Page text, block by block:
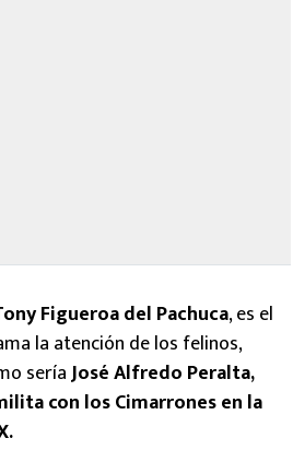
Figueroa del Pachuca, es el
la atención de los felinos,
seríaJosé Alfredo Peralta,
con los Cimarrones en la